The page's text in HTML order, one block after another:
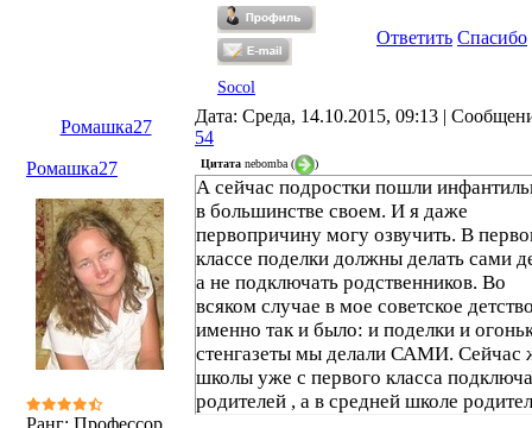
Ответить Спасибо
Socol
Ромашка27
Дата: Среда, 14.10.2015, 09:13 |
54
Ромашка27
Ранг: Профессор
Цитата nebomba ( )
А сейчас подростки пошли
в большинстве своем. И я даже
первопричину могу озвучить. В
классе поделки должны делать сами
а не подключать родственников. Во
всяком случае в мое советское
именно так и было: и поделки и
стенгазеты мы делали САМИ. Сейчас
школы уже с первого класса
родителей , а в средней школе